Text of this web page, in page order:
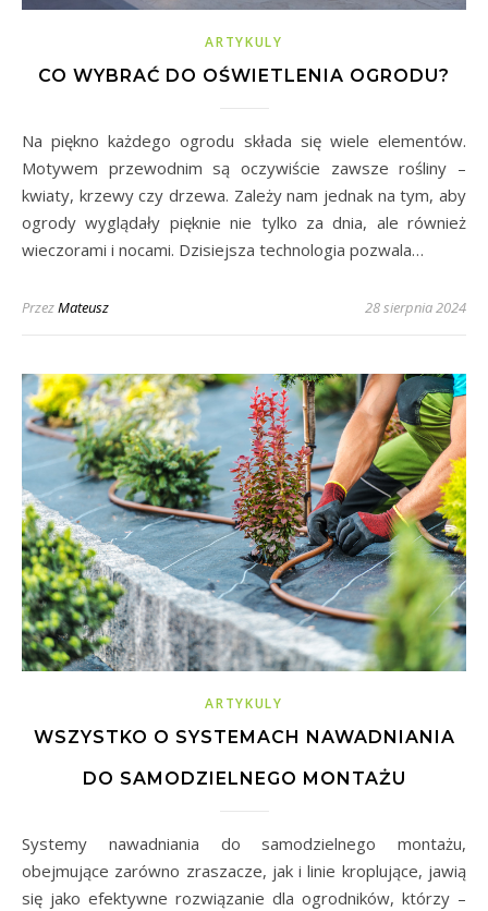
ARTYKULY
CO WYBRAĆ DO OŚWIETLENIA OGRODU?
Na piękno każdego ogrodu składa się wiele elementów.
Motywem przewodnim są oczywiście zawsze rośliny –
kwiaty, krzewy czy drzewa. Zależy nam jednak na tym, aby
ogrody wyglądały pięknie nie tylko za dnia, ale również
wieczorami i nocami. Dzisiejsza technologia pozwala…
PrzezMateusz 28 sierpnia 2024
ARTYKULY
WSZYSTKO O SYSTEMACH NAWADNIANIA
DO SAMODZIELNEGO MONTAŻU
Systemy nawadniania do samodzielnego montażu,
obejmujące zarówno zraszacze, jak i linie kroplujące, jawią
się jako efektywne rozwiązanie dla ogrodników, którzy –